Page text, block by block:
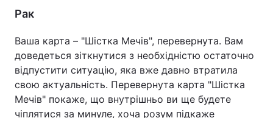
Рак
Ваша карта – "Шістка Мечів", перевернута. Вам
доведеться зіткнутися з необхідністю остаточно
відпустити ситуацію, яка вже давно втратила
свою актуальність. Перевернута карта "Шістка
Мечів" покаже, що внутрішньо ви ще будете
чіплятися за минуле, хоча розум підкаже